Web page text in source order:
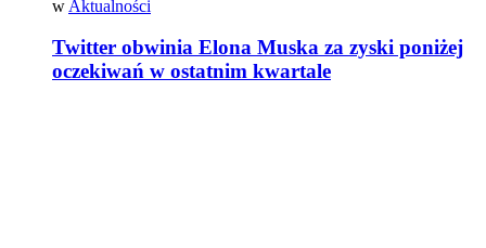
w Aktualności
Twitter obwinia Elona Muska za zyski poniżej
oczekiwań w ostatnim kwartale